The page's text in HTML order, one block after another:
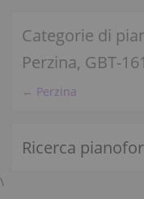
Categorie di
Perzina, GBT-161
← Perzina
Ricerca
\